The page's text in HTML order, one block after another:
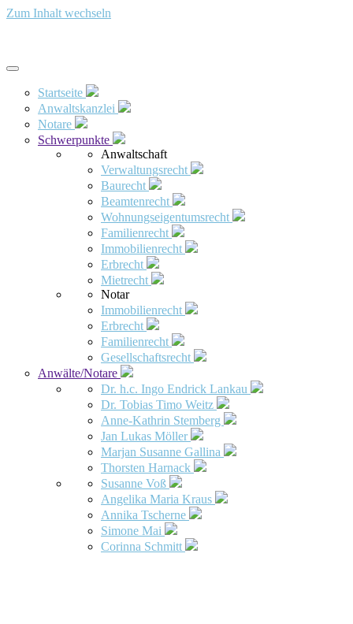
Zum Inhalt wechseln
Startseite
Anwaltskanzlei
Notare
Schwerpunkte
Anwaltschaft
Verwaltungsrecht
Baurecht
Beamtenrecht
Wohnungseigentumsrecht
Familienrecht
Immobilienrecht
Erbrecht
Mietrecht
Notar
Immobilienrecht
Erbrecht
Familienrecht
Gesellschaftsrecht
Anwälte/Notare
Dr. h.c. Ingo Endrick Lankau
Dr. Tobias Timo Weitz
Anne-Kathrin Stemberg
Jan Lukas Möller
Marjan Susanne Gallina
Thorsten Harnack
Susanne Voß
Angelika Maria Kraus
Annika Tscherne
Simone Mai
Corinna Schmitt